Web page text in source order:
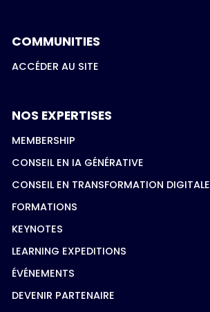
COMMUNITIES
ACCÉDER AU SITE
NOS EXPERTISES
MEMBERSHIP
CONSEIL EN IA GÉNÉRATIVE
CONSEIL EN TRANSFORMATION DIGITALE
FORMATIONS
KEYNOTES
LEARNING EXPEDITIONS
ÉVÉNEMENTS
DEVENIR PARTENAIRE